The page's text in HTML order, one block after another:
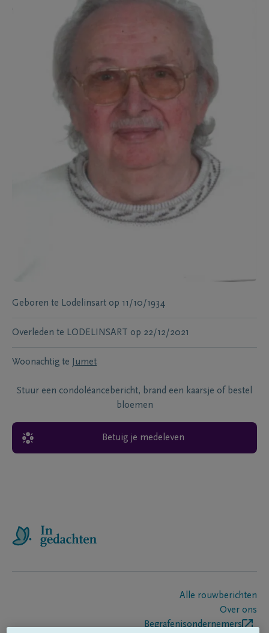
Geboren te Lodelinsart op 11/10/1934
Overleden te LODELINSART op 22/12/2021
Woonachtig te Jumet
Stuur een condoléancebericht, brand een kaarsje of bestel
bloemen
Betuig je medeleven
Alle rouwberichten
Over ons
Begrafenisondernemers